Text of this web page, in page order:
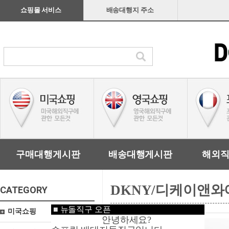
■ 뉴돌직구 오픈
안녕하세요?
쇼핑몰 서비스 배송대행지 주소
구매대행게시판 배송대행게시판 해외
CATEGORY
미국쇼핑
DKNY/디케이앤와